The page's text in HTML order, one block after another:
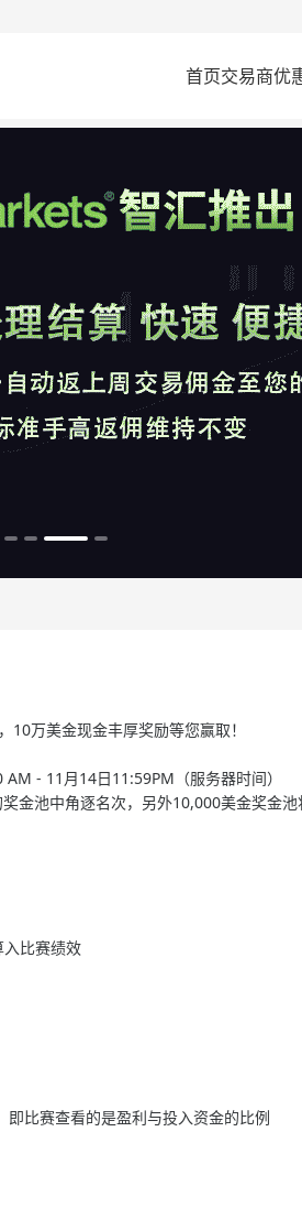
首页交易商优
10万美金现金丰厚奖励等您赢取！
- 11月14日11:59PM（服务器时间）​
金池中角逐名次，另外10,000美金奖金
比赛绩效​
即比赛查看的是盈利与投入资金的比例